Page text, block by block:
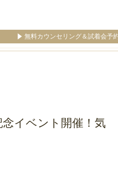
無料カウンセリング＆試着会予
念イベント開催！気